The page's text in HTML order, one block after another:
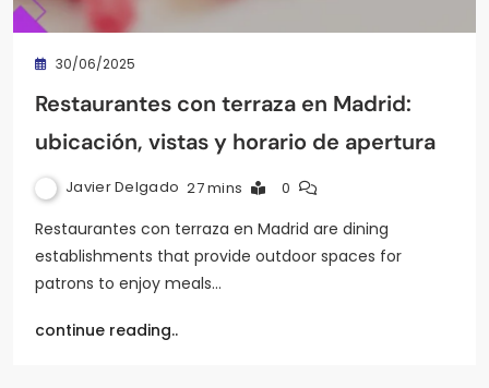
30/06/2025
Restaurantes con terraza en Madrid:
ubicación, vistas y horario de apertura
Javier Delgado 27 mins 0
Restaurantes con terraza en Madrid are dining
establishments that provide outdoor spaces for
patrons to enjoy meals…
continue reading..